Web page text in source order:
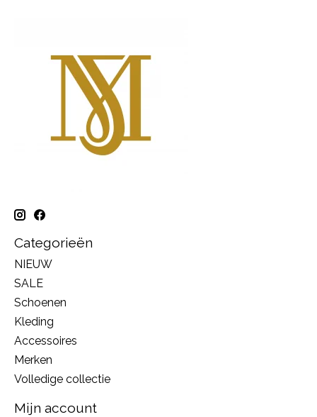
Categorieën
NIEUW
SALE
Schoenen
Kleding
Accessoires
Merken
Volledige collectie
Mijn account